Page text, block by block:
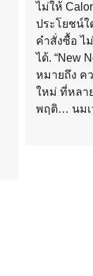
ไม่ให้
ประโยชน์
คำสั่งซื้อ ไ
ได้. “New
หมายถึง ค
ใหม่ ที่หลา
พฤติ… นมเ